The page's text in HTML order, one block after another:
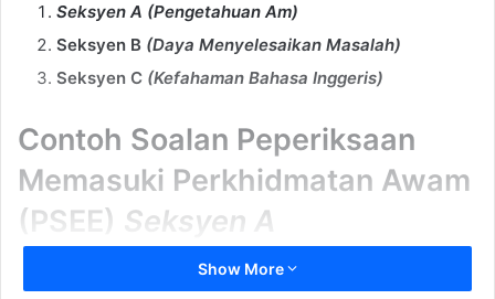
Seksyen A (Pengetahuan Am)
Seksyen B (Daya Menyelesaikan Masalah)
Seksyen C (Kefahaman Bahasa Inggeris)
Contoh Soalan Peperiksaan
Memasuki Perkhidmatan Awam
(PSEE) Seksyen A
Show More